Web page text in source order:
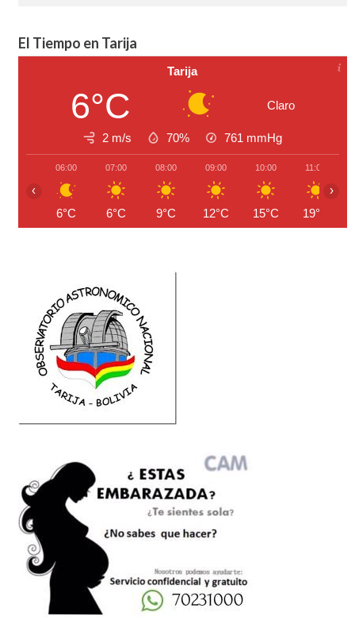
El Tiempo en Tarija
Tarija
6°C Claro
2 m/s 70% 761 mmHg
06:00
6°C
07:00
6°C
08:00
9°C
09:00
12°C
10:00
15°C
11:00
19°C
‹ ›